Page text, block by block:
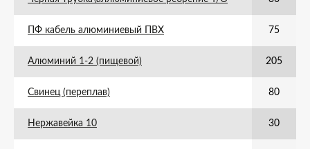
ПФ кабель алюминиевый ПВХ 75
Алюминий 1-2 (пищевой) 205
Свинец (переплав) 80
Нержавейка 10 30